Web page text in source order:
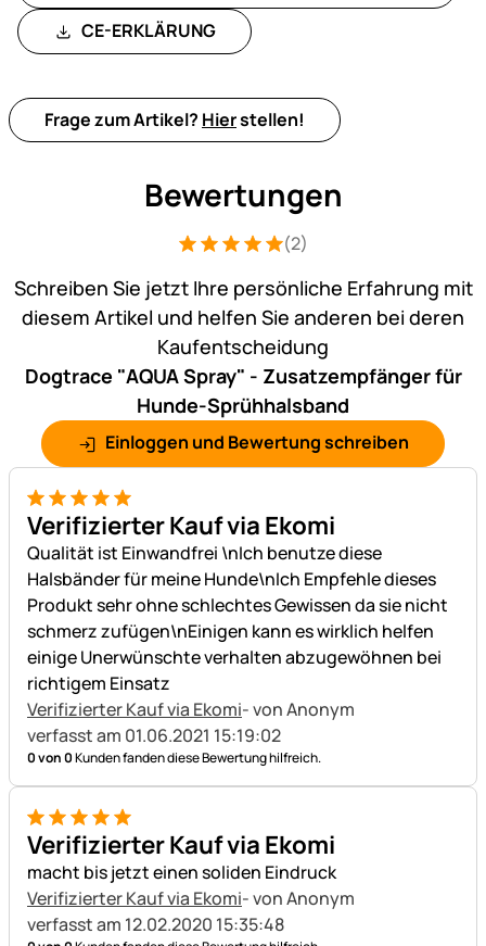
CE-ERKLÄRUNG
Frage zum Artikel? Hierstellen!
Bewertungen
Bewertung: 5 von 5 (2 Bewertungen)
2 Bewertungen
(2)
Schreiben Sie jetzt Ihre persönliche Erfahrung mit
diesem Artikel und helfen Sie anderen bei deren
Kaufentscheidung
Dogtrace "AQUA Spray" - Zusatzempfänger für
Hunde-Sprühhalsband
Einloggen und Bewertung schreiben
5 von 5
Verifizierter Kauf via Ekomi
Qualität ist Einwandfrei \nIch benutze diese
Halsbänder für meine Hunde\nIch Empfehle dieses
Produkt sehr ohne schlechtes Gewissen da sie nicht
schmerz zufügen\nEinigen kann es wirklich helfen
einige Unerwünschte verhalten abzugewöhnen bei
richtigem Einsatz
Verifizierter Kauf via Ekomi- von Anonym
verfasst am 01.06.2021 15:19:02
0 von 0Kunden fanden diese Bewertung hilfreich.
5 von 5
Verifizierter Kauf via Ekomi
macht bis jetzt einen soliden Eindruck
Verifizierter Kauf via Ekomi- von Anonym
verfasst am 12.02.2020 15:35:48